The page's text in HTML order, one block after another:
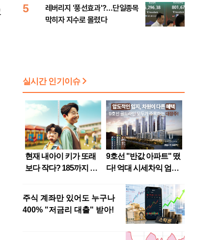
5
레버리지 '풍선효과'?…단일종목
막히자 지수로 몰렸다